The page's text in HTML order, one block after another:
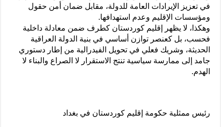
في تعزيز الإيرادات العامة للدولة، مقابل ضمان أمن حقول
ومؤسسات الإقليم وعدم استهدافها.
وهكذا، لا يظهر إقليم كوردستان كطرف ضمن معادلة داخلية
فحسب، بل كعنصر توازن أساسي في بنية الدولة العراقية
الحديثة، وشريك فعلي في تحويل الفيدرالية من إطار دستوري
جامد إلى ممارسة سياسية تنتج الاستقرار لا الصراع والبناء لا
الهدم.
رئيس ممثلية حكومة إقليم كوردستان في بغداد